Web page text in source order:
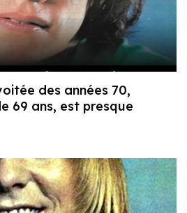
des années 70,
69 ans, est presque